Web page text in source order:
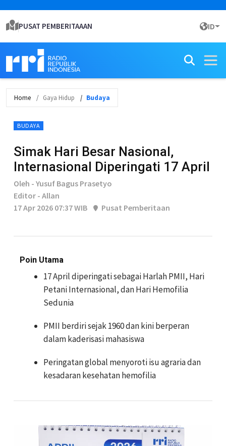
PUSAT PEMBERITAAAN ID
Home Gaya Hidup Budaya
BUDAYA
Simak Hari Besar Nasional,
Internasional Diperingati 17 April
Oleh - Yusuf Bagus Prasetyo
Editor - Allan
17 Apr 2026 07:37 WIB
Pusat Pemberitaan
Poin Utama
17 April diperingati sebagai Harlah PMII, Hari
Petani Internasional, dan Hari Hemofilia
Sedunia
PMII berdiri sejak 1960 dan kini berperan
dalam kaderisasi mahasiswa
Peringatan global menyoroti isu agraria dan
kesadaran kesehatan hemofilia